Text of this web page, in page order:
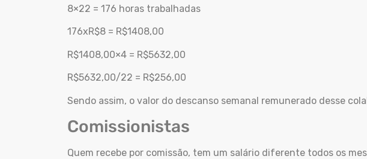
8×22 = 176 horas trabalhadas
176xR$8 = R$1408,00
R$1408,00×4 = R$5632,00
R$5632,00/22 = R$256,00
Sendo assim, o valor do descanso semanal remunerado desse
Comissionistas
Quem recebe por comissão, tem um salário diferente todos os